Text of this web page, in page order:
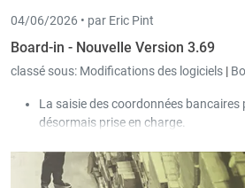
04/06/2026 • par Eric Pint
Board-in - Nouvelle Version 3.69
classé sous: Modifications des logiciels |
La saisie des coordonnées
désormais prise en charge.
désormais possible d’ouvrir une
via un clic avec le bouton du milieu